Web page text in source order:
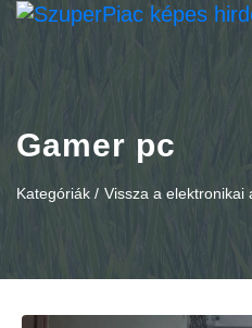
Gamer pc
Kategóriák / Vissza a elektronikai